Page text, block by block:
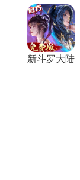
新斗罗大陆